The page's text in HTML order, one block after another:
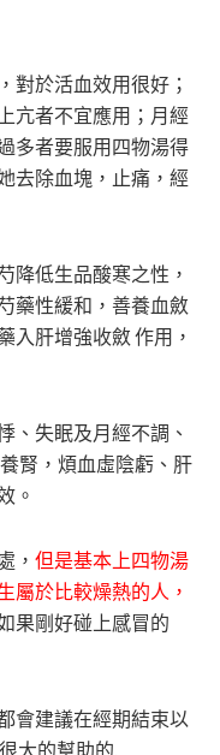
對於活血效用很好；
亢者不宜應用；月經
多者要服用四物湯得
去除血塊，止痛，經
降低生品酸寒之性，
藥性緩和，善養血斂
入肝增強收斂 作用，
、失眠及月經不調、
腎，煩血虛陰虧、肝
。
，但是基本上四物湯
屬於比較燥熱的人，
果剛好碰上感冒的
會建議在經期結束以
大的幫助的.